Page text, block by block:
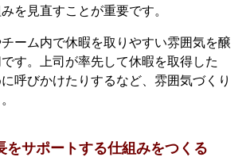
を見直すことが重要です。
ーム内で休暇を取りやすい雰囲気を醸
す。上司が率先して休暇を取得した
呼びかけたりするなど、雰囲気づくり
をサポートする仕組みをつくる